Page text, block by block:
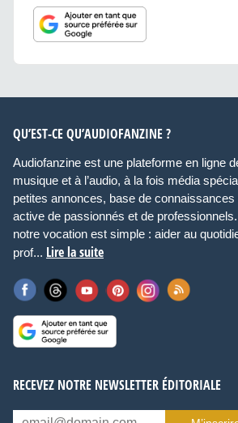
QU’EST-CE QU’AUDIOFANZINE ?
Audiofanzine est une plateforme en ligne
musique et à l’audio, à la fois média
petites annonces, base de
active de passionnés et de
notre vocation est simple : aider au
prof... Lire la suite
RECEVEZ NOTRE NEWSLETTER ÉDITORIALE